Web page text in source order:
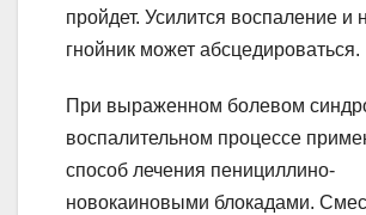
пройдет. Усилится воспаление и
гнойник может абсцедироваться.
При выраженном болевом
воспалительном процессе
способ лечения пенициллино-
новокаиновыми блокадами.